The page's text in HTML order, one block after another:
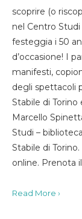
scoprire (o
nel Centro
festeggia i 50
d’occasione! I
manifesti,
degli spettacoli
Stabile di
Marcello
Studi –
Stabile di
online. Prenota
Read More ›